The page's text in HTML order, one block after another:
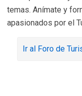
temas. Anímate y
apasionados por el
Ir al Foro de